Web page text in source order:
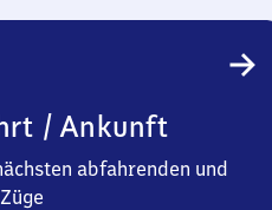
/ Ankunft
abfahrenden und